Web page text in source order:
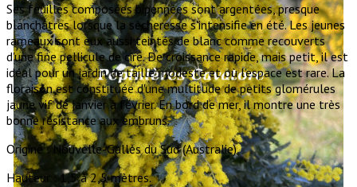
Ses feuilles composées bipennées sont argentées, presque
blanchâtres lorsque la sècheresse s'intensifie en été. Les jeunes
rameaux sont eux aussi teintés de blanc comme recouverts
d'une fine pellicule de cire. De croissance rapide, mais petit, il est
idéal pour un jardin de taille modeste et où l'espace est rare. La
floraison est constituée d'une multitude de petits glomérules
jaune vif de janvier à février. En bord de mer, il montre une très
bonne résistance aux embruns.
Origine : Nouvelle-Galles du Sud (Australie).
Hauteur : 1,5 à 2,5 mètres.